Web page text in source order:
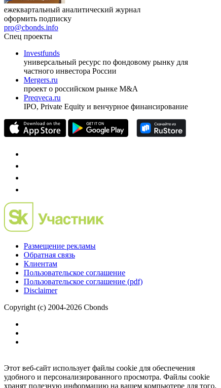
ежеквартальный аналитический журнал
оформить подписку
pro@cbonds.info
Спец проекты
Investfunds
универсальный ресурс по фондовому рынку для
частного инвестора России
Mergers.ru
проект о российском рынке M&A
Preqveca.ru
IPO, Private Equity и венчурное финансирование
Размещение рекламы
Обратная связь
Клиентам
Пользовательское соглашение
Пользовательское соглашение (pdf)
Disclaimer
Copyright (c) 2004-2026 Cbonds
Этот веб-сайт использует файлы cookie для обеспечения
удобного и персонализированного просмотра. Файлы cookie
хранят полезную информацию на вашем компьютере для того,